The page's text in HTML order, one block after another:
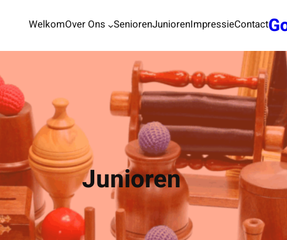
WelkomOver Ons SeniorenJuniorenImpressieContact
Junioren